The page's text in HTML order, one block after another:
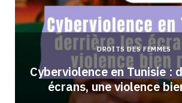
DROITS DES FEMMES
Cyberviolence en Tunisie :
écrans, une violence